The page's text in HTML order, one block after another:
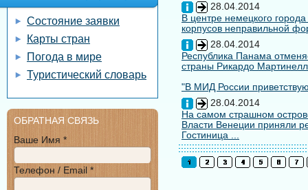
28.04.2014
В центре немецкого
корпусов неправильной
28.04.2014
Республика Панама
страны Рикардо
"В МИД России
28.04.2014
На самом страшном
Власти Венеции приняли
Гостиница ...
Состояние заявки
Карты стран
Погода в мире
Туристический словарь
ОБРАТНАЯ СВЯЗЬ
Ваше Имя *
Телефон / Email *